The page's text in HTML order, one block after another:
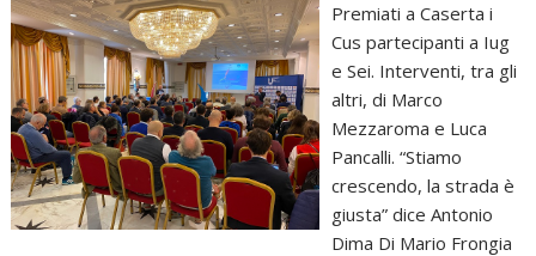
Premiati a Caserta i
Cus partecipanti a Iug
e Sei. Interventi, tra gli
altri, di Marco
Mezzaroma e Luca
Pancalli. “Stiamo
crescendo, la strada è
giusta” dice Antonio
Dima Di Mario Frongia